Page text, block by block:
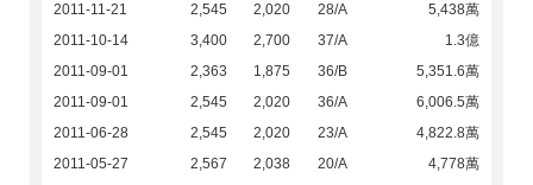
2011-11-21
2,545 2,020 28/A
5,438萬
2011-10-14
3,400 2,700 37/A
1.3億
2011-09-01
2,363 1,875 36/B
5,351.6萬
2011-09-01
2,545 2,020 36/A
6,006.5萬
2011-06-28
2,545 2,020 23/A
4,822.8萬
2011-05-27
2,567 2,038 20/A
4,778萬